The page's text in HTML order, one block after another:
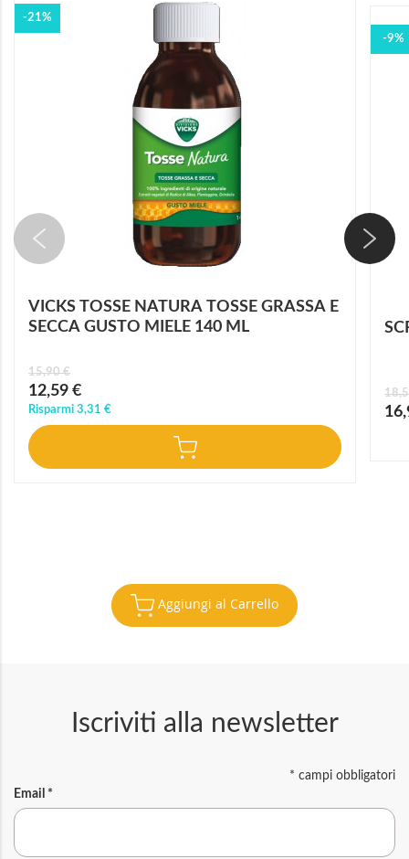
-21%
VICKS TOSSE NATURA TOSSE GRASSA E
SECCA GUSTO MIELE 140 ML
Prezzo
speciale
12,59 €
15,90 €
Risparmi 3,31 €
-9%
Aggiungi al Carrello
Iscriviti alla newsletter
* campi obbligatori
Email *